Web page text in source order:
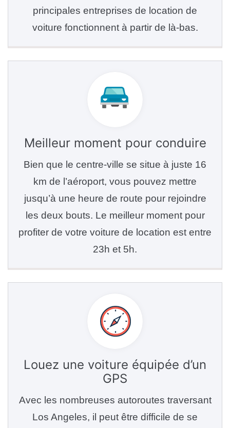
principales entreprises de location de
voiture fonctionnent à partir de là-bas.
Meilleur moment pour conduire
Bien que le centre-ville se situe à juste 16
km de l’aéroport, vous pouvez mettre
jusqu’à une heure de route pour rejoindre
les deux bouts. Le meilleur moment pour
profiter de votre voiture de location est entre
23h et 5h.
Louez une voiture équipée d’un
GPS
Avec les nombreuses autoroutes traversant
Los Angeles, il peut être difficile de se